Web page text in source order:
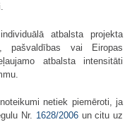
atbalsta projekta
pašvaldības vai Eiropas
atbalsta intensitāti
netiek piemēroti, ja
Nr. 1628/2006un citu uz